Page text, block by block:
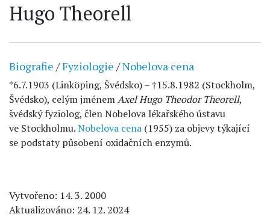
Hugo Theorell
Biografie /Fyziologie /Nobelova cena
*6.7.1903 (Linköping, Švédsko) – †15.8.1982 (Stockholm,
Švédsko), celým jménemAxel Hugo Theodor Theorell,
švédský fyziolog, člen Nobelova lékařského ústavu
ve Stockholmu.Nobelova cena (1955) za objevy týkající
se podstaty působení oxidačních enzymů.
Vytvořeno: 14. 3. 2000
Aktualizováno: 24. 12. 2024